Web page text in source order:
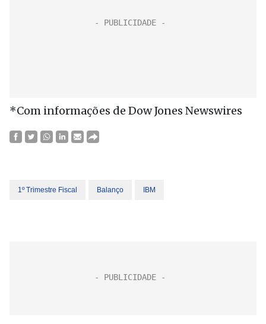
*Com informações de Dow Jones Newswires
1º Trimestre Fiscal Balanço IBM